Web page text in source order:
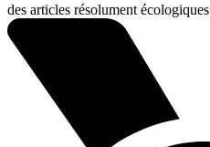
des articles résolument écologiques